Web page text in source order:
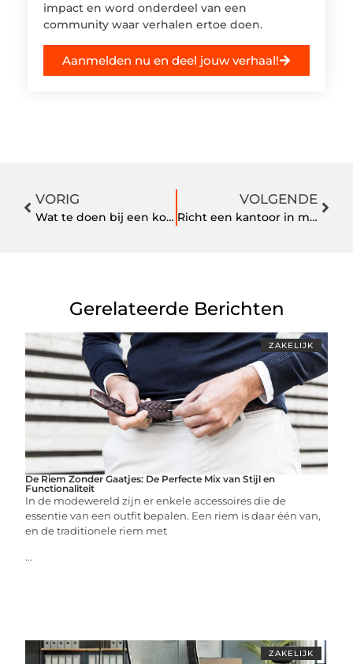
impact en word onderdeel van een
community waar verhalen ertoe doen.
Aanmelden nu en deel jouw verhaal!
VORIG
Wat te doen bij een kortsluiting
VOLGENDE
Richt een kantoor in met deze 3 tips
Gerelateerde Berichten
ZAKELIJK
De Riem Zonder Gaatjes: De Perfecte Mix van Stijl en
Functionaliteit
In de modewereld zijn er enkele accessoires die de
essentie van een outfit bepalen. Een riem is daar één van,
en de traditionele riem met
...
ZAKELIJK